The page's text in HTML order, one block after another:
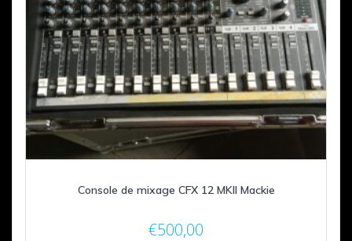
Console de mixage CFX 12 MKII Mackie
€500,00